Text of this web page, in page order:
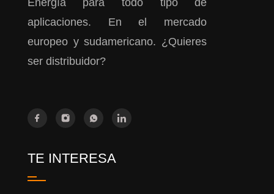
Energía para todo tipo de
aplicaciones. En el mercado
europeo y sudamericano. ¿Quieres
ser distribuidor?
TE INTERESA